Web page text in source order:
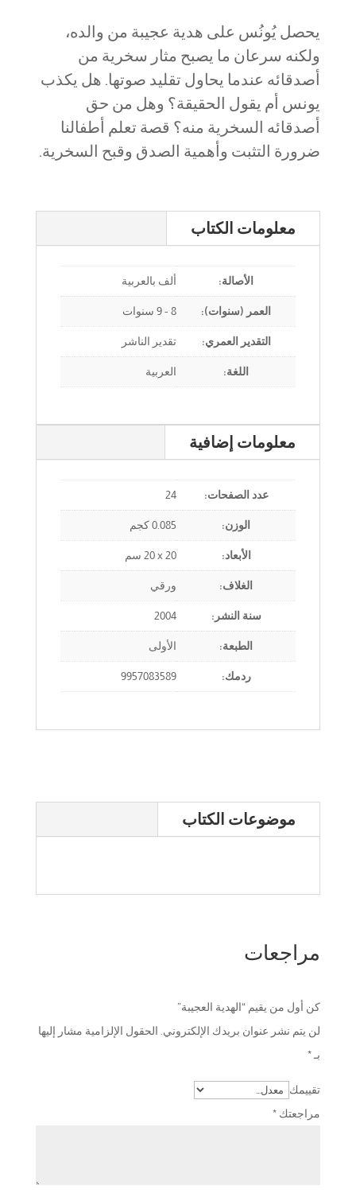
يحصل يُونُس على هدية عجيبة من والده،
ولكنه سرعان ما يصبح مثار سخرية من
أصدقائه عندما يحاول تقليد صوتها. هل يكذب
يونس أم يقول الحقيقة؟ وهل من حق
أصدقائه السخرية منه؟ قصة تعلم أطفالنا
ضرورة التثبت وأهمية الصدق وقبح السخرية.
معلومات إضافية
عدد الصفحات: 24
الوزن: 0.085 كجم
الأبعاد: ‎20 x 20‎ سم
الغلاف: ورقي
سنة النشر: 2004
الطبعة: الأولى
ردمك: 9957083589
معلومات الكتاب
الأصالة: ألف بالعربية
العمر (سنوات): 8 - 9 سنوات
التقدير العمري: تقدير الناشر
اللغة: العربية
موضوعات الكتاب
مراجعات
كن أول من يقيم “الهدية العجيبة”
لن يتم نشر عنوان بريدك الإلكتروني. الحقول الإلزامية مشار إليها
بـ*
تقييمك
مراجعتك *